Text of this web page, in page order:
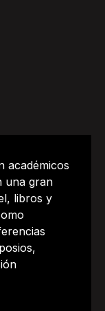
académicos
una gran
libros y